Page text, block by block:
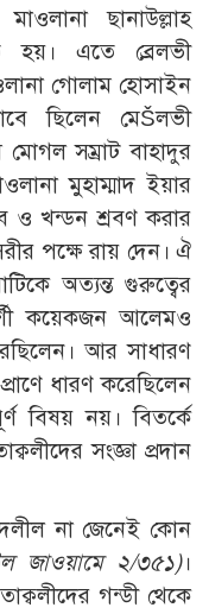
ছানাউল্লাহ
হয়। এতে ব্রেলভী
গোলাম হোসাইন
ছিলেন মেŠলভী
মোগল সম্রাট বাহাদুর
মুহাম্মাদ ইয়ার
ও খন্ডন শ্রবণ করার
পক্ষে রায় দেন। ঐ
অত্যন্ত গুরুত্বের
কয়েকজন আলেমও
আর সাধারণ
ধারণ করেছিলেন
বিষয় নয়। বিতর্কে
সংজ্ঞা প্রদান
জাওয়ামে ২/৩৫১)।
গন্ডী থেকে